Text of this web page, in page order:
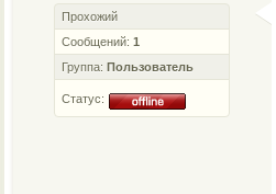
Прохожий
Сообщений: 1
Группа: Пользователь
Статус: